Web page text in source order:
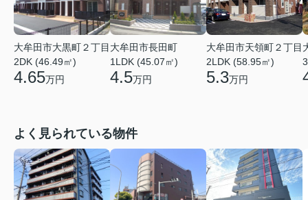
大牟田市大黒町２丁目
2DK (46.49㎡)
4.65万円
大牟田市長田町
1LDK (45.07㎡)
4.5万円
大牟田市天領町２丁目
2LDK (58.95㎡)
5.3万円
よく見られている物件